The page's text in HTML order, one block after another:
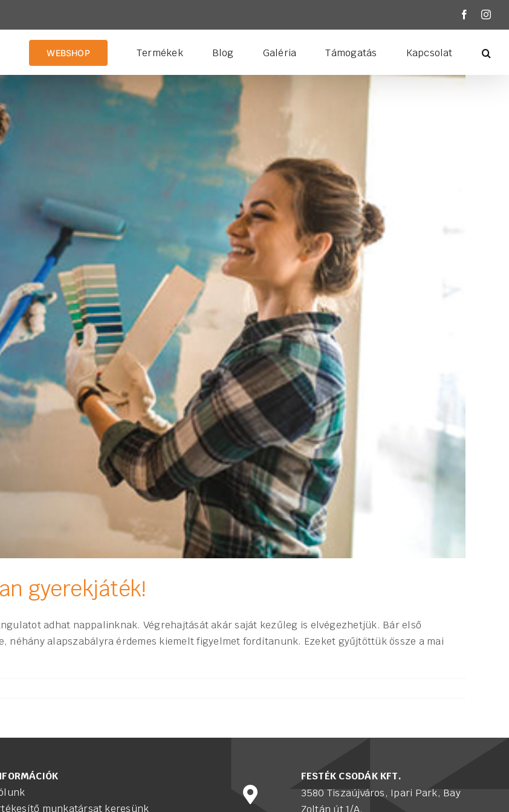
Facebook
WEBSHOP Termékek Blog Galéria Támogatás Kapcsolat
gyerekjáték!
adhat nappalinknak. Végrehajtását akár saját kezűleg is elvégezhetjük. Bár első
néhány alapszabályra érdemes kiemelt figyelmet fordítanunk. Ezeket gyűjtöttük össze a mai
munkatársat keresünk
FESTÉK CSODÁK KFT.
3580 Tiszaújváros, Ipari Park, Bay
Zoltán út 1/A.